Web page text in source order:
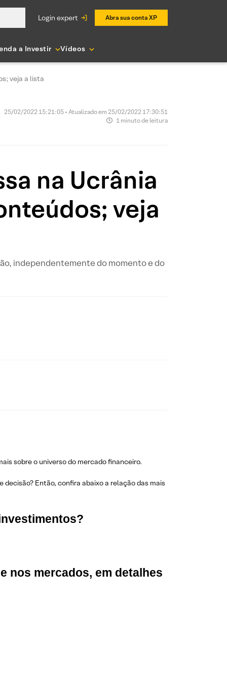
login expert Abra sua conta XP
a Investir Vídeos
veja a lista
25/02/2022 15:21:05 • Atualizado em 25/02/2022 17:30:51
1 minuto de leitura
na Ucrânia
veja
independentemente do momento e do
sobre o universo do mercado financeiro.
Então, confira abaixo a relação das mais
nos mercados, em detalhes